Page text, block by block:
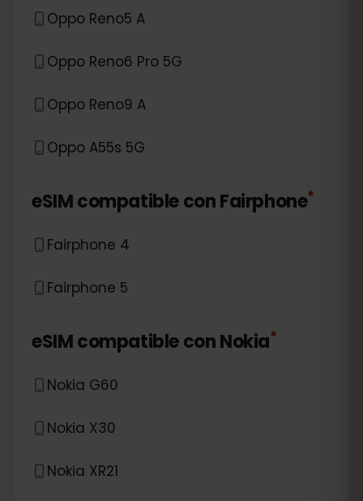
Oppo Reno5 A
Oppo Reno6 Pro 5G
Oppo Reno9 A
Oppo A55s 5G
eSIM compatible conFairphone*
Fairphone 4
Fairphone 5
eSIM compatible conNokia*
Nokia G60
Nokia X30
Nokia XR21